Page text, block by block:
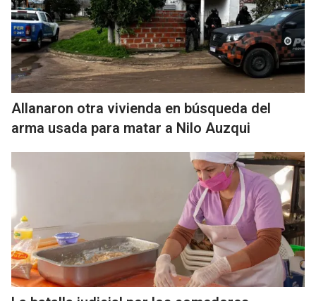
Allanaron otra vivienda en búsqueda del
arma usada para matar a Nilo Auzqui